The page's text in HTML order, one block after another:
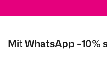
Mit WhatsApp -10%